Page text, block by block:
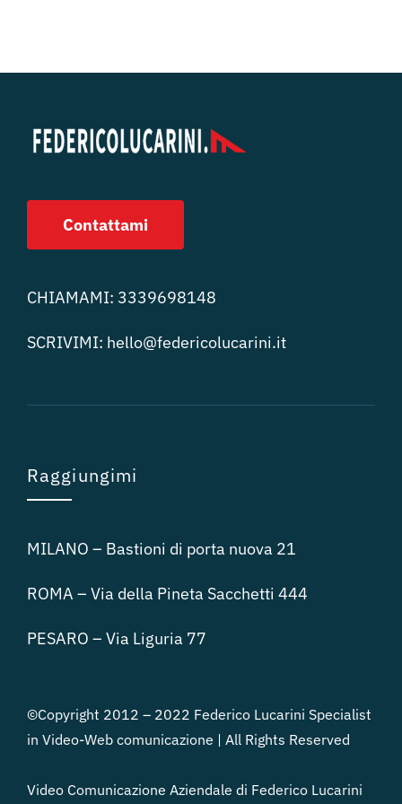
Contattami
CHIAMAMI: 3339698148
SCRIVIMI: hello@federicolucarini.it
Raggiungimi
MILANO – Bastioni di porta nuova 21
ROMA – Via della Pineta Sacchetti 444
PESARO – Via Liguria 77
©Copyright 2012 – 2022 Federico Lucarini Specialist
in Video-Web comunicazione | All Rights Reserved
Video Comunicazione Aziendale di Federico Lucarini